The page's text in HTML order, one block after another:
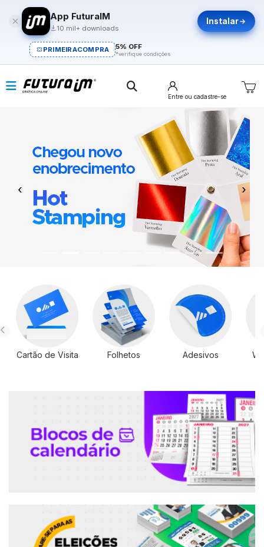
App FuturaIM
10 mil+ downloads
Instalar
PRIMEIRACOMPRA 5% OFF
*verifique condições
Entre ou cadastre-se
Previous Next
Cartão de Visita Folhetos Adesivos